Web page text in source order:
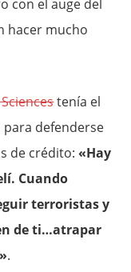
con el auge del
hacer mucho
tenía el
defenderse
de crédito:«Hay
Cuando
terroristas y
de ti…atrapar
.